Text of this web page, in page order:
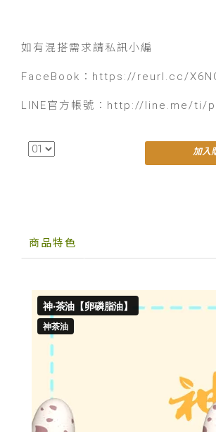
如有混搭需求請私訊小編
FaceBook：https://reurl.cc/
LINE官方帳號：http://line.me/ti/
加入
商品特色